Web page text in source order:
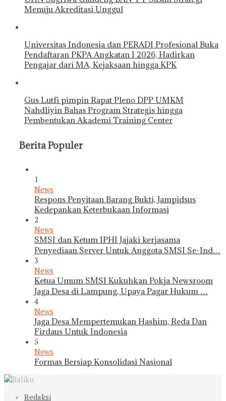
Menuju Akreditasi Unggul
Universitas Indonesia dan PERADI Profesional Buka
Pendaftaran PKPA Angkatan I 2026, Hadirkan
Pengajar dari MA, Kejaksaan hingga KPK
Gus Lutfi pimpin Rapat Pleno DPP UMKM
Nahdliyin Bahas Program Strategis hingga
Pembentukan Akademi Training Center
Berita Populer
1
News
Respons Penyitaan Barang Bukti, Jampidsus
Kedepankan Keterbukaan Informasi
2
News
SMSI dan Ketum IPHI Jajaki kerjasama
Penyediaan Server Untuk Anggota SMSI Se-Ind…
3
News
Ketua Umum SMSI Kukuhkan Pokja Newsroom
Jaga Desa di Lampung, Upaya Pagar Hukum …
4
News
Jaga Desa Mempertemukan Hashim, Reda Dan
Firdaus Untuk Indonesia
5
News
Formas Bersiap Konsolidasi Nasional
Redaksi